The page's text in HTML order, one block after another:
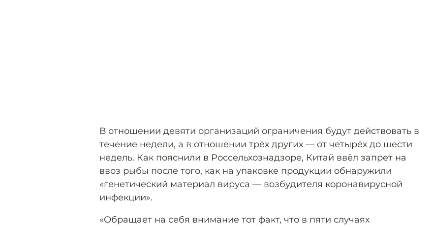
В отношении девяти организаций ограничения будут действовать в
течение недели, а в отношении трёх других — от четырёх до шести
недель. Как пояснили в Россельхознадзоре, Китай ввёл запрет на
ввоз рыбы после того, как на упаковке продукции обнаружили
«генетический материал вируса — возбудителя коронавирусной
инфекции».
«Обращает на себя внимание тот факт, что в пяти случаях